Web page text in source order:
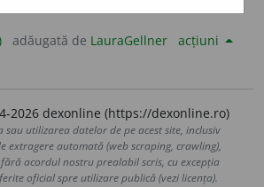
adăugată de LauraGellner acțiuni
2026 dexonline (https://dexonline.ro)
sau utilizarea datelor de pe acest site, inclusiv
extragere automată (web scraping, crawling),
acordul nostru prealabil scris, cu excepția
oficial spre utilizare publică (vezi licența).